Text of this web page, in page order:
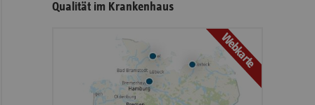
Qualität im Krankenhaus
Webkarte